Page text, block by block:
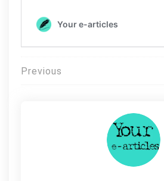
Πλοήγηση
Previous